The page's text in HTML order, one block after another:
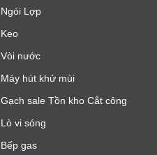
Ngói Lợp
Keo
Vòi nước
Máy hút khử mùi
Gạch sale Tồn kho Cắt công
Lò vi sóng
Bếp gas